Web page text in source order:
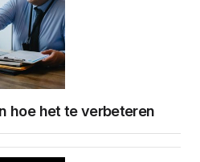
hoe het te verbeteren